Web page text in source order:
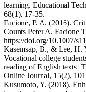
learning. Educational
68(1), 17-35.
Facione, P. A. (2016).
Counts Peter A. Facione
https://doi.org/10.1007/
Kasemsap, B., & Lee, H.
Vocational college
reading of English texts.
Online Journal, 15(2),
Kusumoto, Y. (2018).